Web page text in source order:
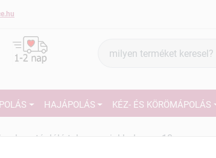
keresés
HAJÁPOLÁS KÉZ- ÉS KÖRÖMÁPOLÁS
tápláló tubusos ajakbalzsam 10g